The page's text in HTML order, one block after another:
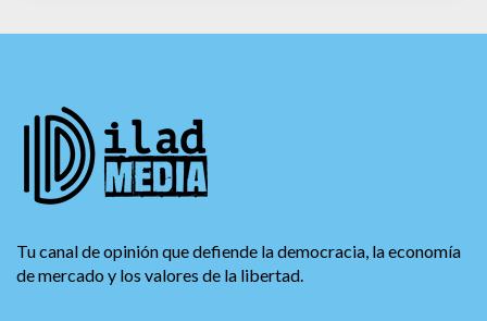
Tu canal de opinión que defiende la democracia, la economía
de mercado y los valores de la libertad.